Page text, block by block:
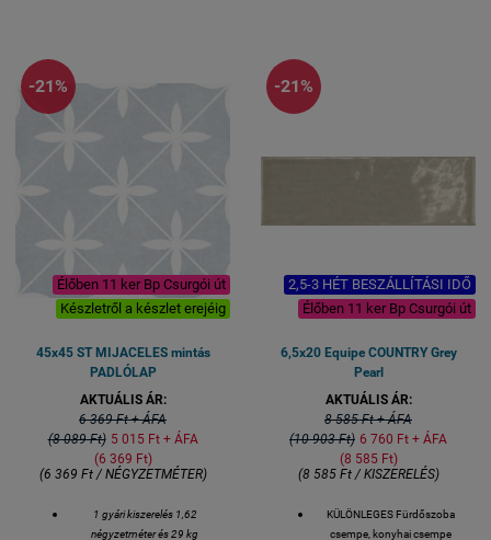
-21%
Élőben 11 ker Bp Csurgói út
Készletről a készlet erejéig
45x45 ST MIJACELES mintás
PADLÓLAP
AKTUÁLIS ÁR:
6 369 Ft + ÁFA
(8 089 Ft) 5 015 Ft + ÁFA
(6 369 Ft)
(6 369 Ft / NÉGYZETMÉTER)
1 gyári kiszerelés 1,62
négyzetméter és 29 kg
-21%
2,5-3 HÉT BESZÁLLÍTÁSI IDŐ
Élőben 11 ker Bp Csurgói út
6,5x20 Equipe COUNTRY Grey
Pearl
AKTUÁLIS ÁR:
8 585 Ft + ÁFA
(10 903 Ft) 6 760 Ft + ÁFA
(8 585 Ft)
(8 585 Ft / KISZERELÉS)
KÜLÖNLEGES Fürdőszoba
csempe, konyhai csempe